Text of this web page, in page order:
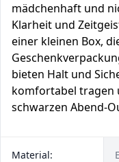
mädchenhaft und
Klarheit und
einer kleinen Box,
bieten Halt und
komfortabel tragen
schwarzen Abend-
Material: